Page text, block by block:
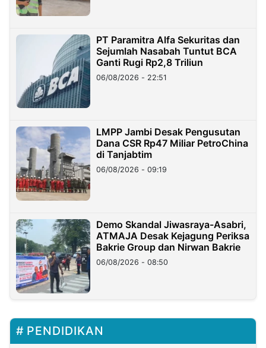
PT Paramitra Alfa Sekuritas dan
Sejumlah Nasabah Tuntut BCA
Ganti Rugi Rp2,8 Triliun
06/08/2026 - 22:51
LMPP Jambi Desak Pengusutan
Dana CSR Rp47 Miliar PetroChina
di Tanjabtim
06/08/2026 - 09:19
Demo Skandal Jiwasraya-Asabri,
ATMAJA Desak Kejagung Periksa
Bakrie Group dan Nirwan Bakrie
06/08/2026 - 08:50
PENDIDIKAN